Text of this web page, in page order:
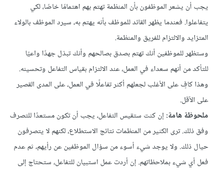
يجب أن يشعر الموظفون بأن المنظمة تهتم بهم اهتمامًا خاصًا، لكي
يتفاعلوا. فعندما يظهر القائد للموظف بأنه يهتم به، سيرد الموظف بالولاء
المتزايد والالتزام للفريق والمنظمة.
وستظهر للموظفين أنك تهتم بصدق بصالحهم وأنك تبذل جهدًا واعيًا
للتأكد من أنهم سعداء في العمل، عند الالتزام بقياس التفاعل وتحسينه.
وهذا كافٍ على الأغلب لجعلهم أكثر تفاعلًا في العمل، على المدى القصير
على الأقل.
ملحوظة هامة: إن كنت ستقيس التفاعل، يجب أن تكون مستعدًا للتصرف
وفق ذلك. ترى الكثير من المنظمات نتائج الاستطلاع، لكنهم لا يتصرفون
حيال ذلك. ولا يوجد شيء أسوء من سؤال الموظفين عن رأيهم، ثم عدم
فعل أي شيء بملاحظاتهم. إن أردت عمل استبيان للتفاعل، ستحتاج إلى